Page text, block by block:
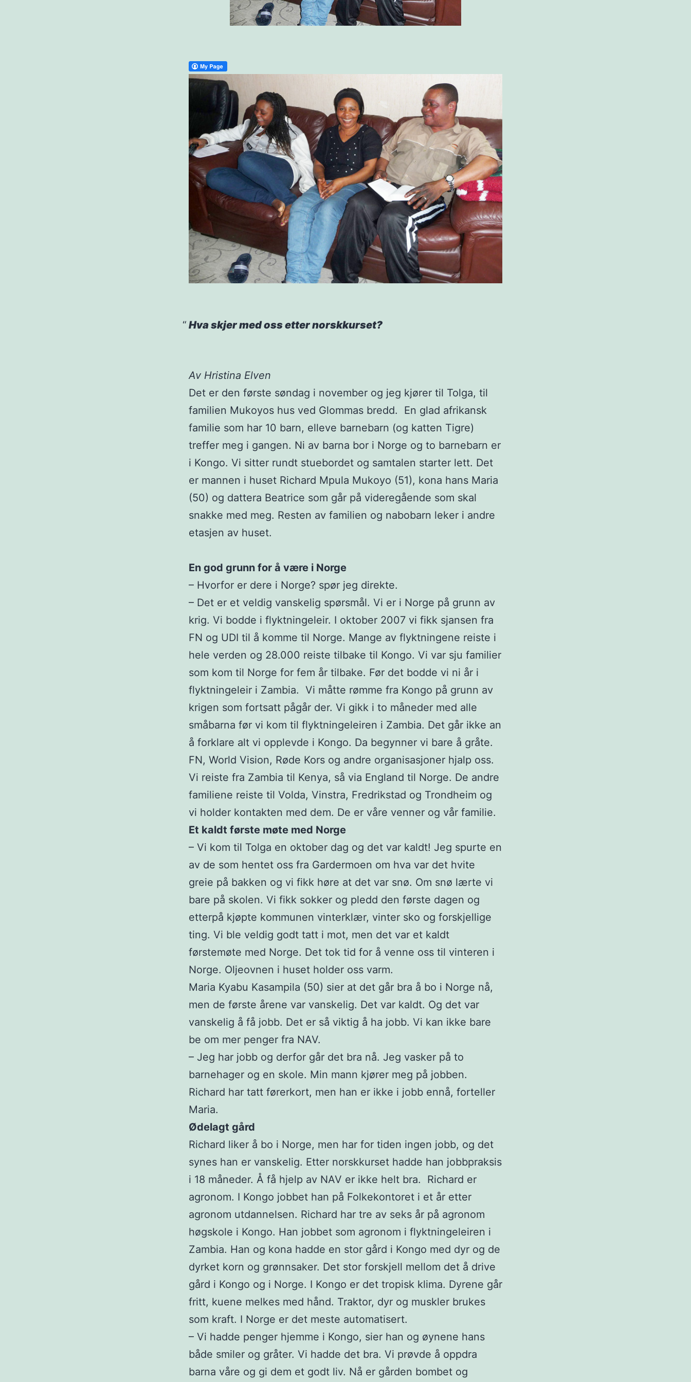
Hva skjer med oss etter norskkurset?
Av Hristina Elven
Det er den første søndag i november og jeg kjører til Tolga, til
familien Mukoyos hus ved Glommas bredd. En glad afrikansk
familie som har 10 barn, elleve barnebarn (og katten Tigre)
treffer meg i gangen. Ni av barna bor i Norge og to barnebarn er
i Kongo. Vi sitter rundt stuebordet og samtalen starter lett. Det
er mannen i huset Richard Mpula Mukoyo (51), kona hans Maria
(50) og dattera Beatrice som går på videregående som skal
snakke med meg. Resten av familien og nabobarn leker i andre
etasjen av huset.
En god grunn for å være i Norge
– Hvorfor er dere i Norge? spør jeg direkte.
– Det er et veldig vanskelig spørsmål. Vi er i Norge på grunn av
krig. Vi bodde i flyktningeleir. I oktober 2007 vi fikk sjansen fra
FN og UDI til å komme til Norge. Mange av flyktningene reiste i
hele verden og 28.000 reiste tilbake til Kongo. Vi var sju familier
som kom til Norge for fem år tilbake. Før det bodde vi ni år i
flyktningeleir i Zambia. Vi måtte rømme fra Kongo på grunn av
krigen som fortsatt pågår der. Vi gikk i to måneder med alle
småbarna før vi kom til flyktningeleiren i Zambia. Det går ikke an
å forklare alt vi opplevde i Kongo. Da begynner vi bare å gråte.
FN, World Vision, Røde Kors og andre organisasjoner hjalp oss.
Vi reiste fra Zambia til Kenya, så via England til Norge. De andre
familiene reiste til Volda, Vinstra, Fredrikstad og Trondheim og
vi holder kontakten med dem. De er våre venner og vår familie.
Et kaldt første møte med Norge
– Vi kom til Tolga en oktober dag og det var kaldt! Jeg spurte en
av de som hentet oss fra Gardermoen om hva var det hvite
greie på bakken og vi fikk høre at det var snø. Om snø lærte vi
bare på skolen. Vi fikk sokker og pledd den første dagen og
etterpå kjøpte kommunen vinterklær, vinter sko og forskjellige
ting. Vi ble veldig godt tatt i mot, men det var et kaldt
førstemøte med Norge. Det tok tid for å venne oss til vinteren i
Norge. Oljeovnen i huset holder oss varm.
Maria Kyabu Kasampila (50) sier at det går bra å bo i Norge nå,
men de første årene var vanskelig. Det var kaldt. Og det var
vanskelig å få jobb. Det er så viktig å ha jobb. Vi kan ikke bare
be om mer penger fra NAV.
– Jeg har jobb og derfor går det bra nå. Jeg vasker på to
barnehager og en skole. Min mann kjører meg på jobben.
Richard har tatt førerkort, men han er ikke i jobb ennå, forteller
Maria.
Ødelagt gård
Richard liker å bo i Norge, men har for tiden ingen jobb, og det
synes han er vanskelig. Etter norskkurset hadde han jobbpraksis
i 18 måneder. Å få hjelp av NAV er ikke helt bra. Richard er
agronom. I Kongo jobbet han på Folkekontoret i et år etter
agronom utdannelsen. Richard har tre av seks år på agronom
høgskole i Kongo. Han jobbet som agronom i flyktningeleiren i
Zambia. Han og kona hadde en stor gård i Kongo med dyr og de
dyrket korn og grønnsaker. Det stor forskjell mellom det å drive
gård i Kongo og i Norge. I Kongo er det tropisk klima. Dyrene går
fritt, kuene melkes med hånd. Traktor, dyr og muskler brukes
som kraft. I Norge er det meste automatisert.
– Vi hadde penger hjemme i Kongo, sier han og øynene hans
både smiler og gråter. Vi hadde det bra. Vi prøvde å oppdra
barna våre og gi dem et godt liv. Nå er gården bombet og